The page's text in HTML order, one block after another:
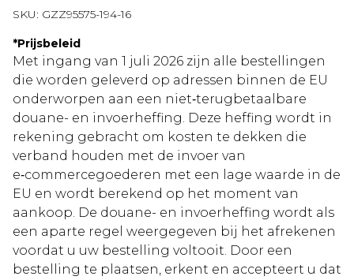
SKU: GZZ95575-194-16
*Prijsbeleid
Met ingang van 1 juli 2026 zijn alle bestellingen
die worden geleverd op adressen binnen de EU
onderworpen aan een niet‑terugbetaalbare
douane- en invoerheffing. Deze heffing wordt in
rekening gebracht om kosten te dekken die
verband houden met de invoer van
e‑commercegoederen met een lage waarde in de
EU en wordt berekend op het moment van
aankoop. De douane- en invoerheffing wordt als
een aparte regel weergegeven bij het afrekenen
voordat u uw bestelling voltooit. Door een
bestelling te plaatsen, erkent en accepteert u dat